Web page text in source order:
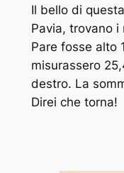
Il bello di
Pavia, trovano
Pare fosse alto
misurassero
destro. La
Direi che torna!